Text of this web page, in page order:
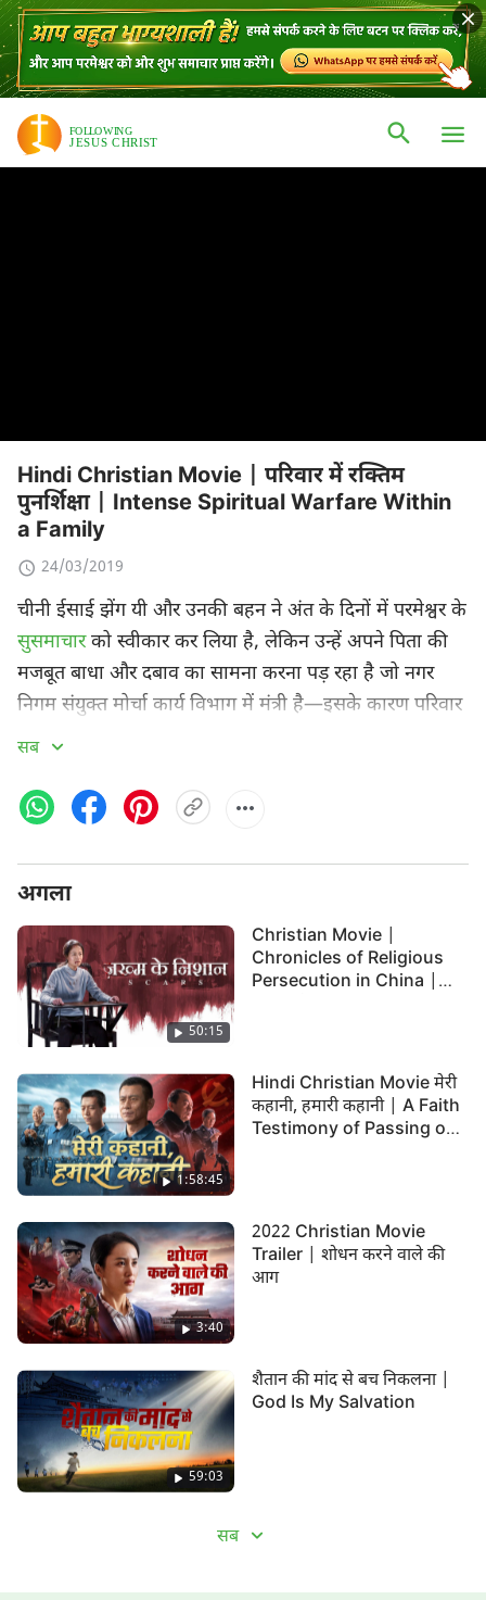
Hindi Christian Movie | परिवार में रक्तिम
पुनर्शिक्षा | Intense Spiritual Warfare Within
a Family
24/03/2019
चीनी ईसाई झेंग यी और उनकी बहन ने अंत के दिनों में परमेश्वर के
सुसमाचारको स्वीकार कर लिया है, लेकिन उन्हें अपने पिता की
मजबूत बाधा और दबाव का सामना करना पड़ रहा है जो नगर
निगम संयुक्त मोर्चा कार्य विभाग में मंत्री है—इसके कारण परिवार
के भीतर एक गहन आध्यात्मिक लड़ाई उत्पन्न हो गई है। झेंग यी
एक करके खंडन करने के लिए
हैं, लेकिन कुपित निराशा से, उनके पिता अपने स्वयं के
आधिकारिक पद को सँभाले रखने के लिए निष्ठुरता से अपने पुत्र,
पुत्री और पत्नी को घर से बाहर निकाल देते हैं।… भाई और बहन
दृढ़ता से मसीह का अनुसरण करना चुनते हैं; वे अंत के दिनों के
परमेश्वर के प्रकटन और कार्य को फैलाते और उसकी गवाही देते
रहते हैं।
The Bible verses found in this video are partly
from Hindi OV: and all the copyright of the Bible
verses from Hindi OV belong to Bible Society
India. With due legal permission, they are used in
this production.
सब
अगला
50:15
Christian Movie |
Chronicles of Religious
Persecution in China |
1:58:45
Hindi Christian Movie मेरी
कहानी, हमारी कहानी | A Faith
Testimony of Passing on
3:40
2022 Christian Movie
Trailer | शोधन करने वाले की
आग
59:03
शैतान की मांद से बच निकलना |
God Is My Salvation
सब